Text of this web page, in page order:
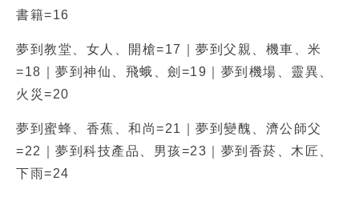
書籍=16
夢到教堂、女人、開槍=17｜夢到父親、機車、米
=18｜夢到神仙、飛蛾、劍=19｜夢到機場、靈異、
火災=20
夢到蜜蜂、香蕉、和尚=21｜夢到變醜、濟公師父
=22｜夢到科技產品、男孩=23｜夢到香菸、木匠、
下雨=24